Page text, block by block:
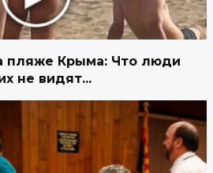
пляже Крыма: Что люди
не видят...